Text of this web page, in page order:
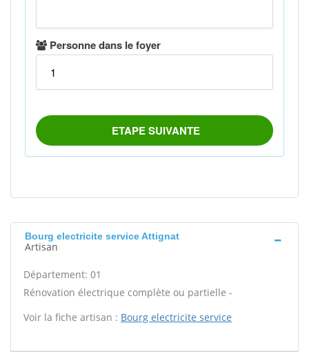
Bourg electricite service Attignat
Artisan
Département: 01
Rénovation électrique complète ou partielle -
Voir la fiche artisan : Bourg electricite service